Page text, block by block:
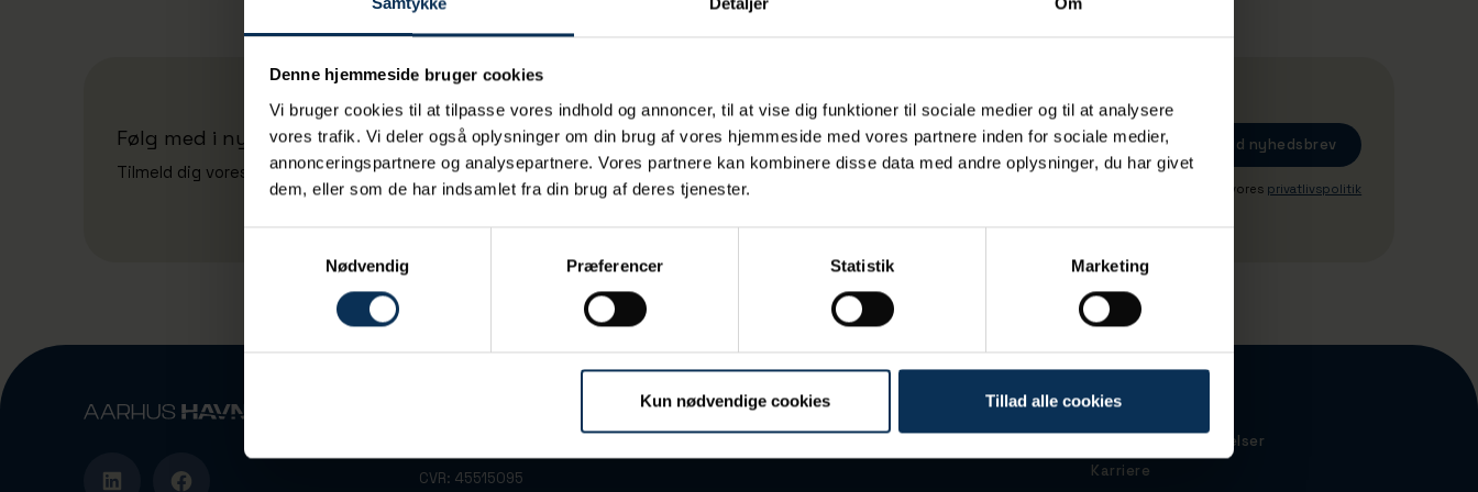
Denne hjemmeside bruger cookies
Vi bruger cookies til at tilpasse vores indhold og annoncer, til at vise dig funktioner til sociale medier og til at analysere
vores trafik. Vi deler også oplysninger om din brug af vores hjemmeside med vores partnere inden for sociale medier,
annonceringspartnere og analysepartnere. Vores partnere kan kombinere disse data med andre oplysninger, du har givet
dem, eller som de har indsamlet fra din brug af deres tjenester.
Nødvendig
Præferencer Statistik Marketing
Kun nødvendige cookies Tillad alle cookies
Følg med i nyheder fra Aarhus Havn A/S
Tilmeld dig vores nyhedsbrev
Ved tilmeding accepterer du vores privatlivspolitik
CVR: 45515095
+45 86 13 32 66
Havnekort
Forretningsbetingelser
Karriere